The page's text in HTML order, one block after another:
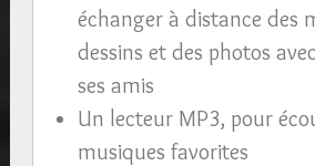
échanger à distance des
dessins et des photos
ses amis
Un lecteur MP3, pour
musiques favorites